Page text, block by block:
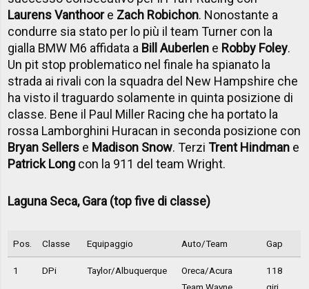
Laurens Vanthoore Zach Robichon. Nonostante a
condurre sia stato per lo più il team Turner con la
gialla BMW M6 affidata a Bill Auberlen e Robby Foley.
Un pit stop problematico nel finale ha spianato la
strada ai rivali con la squadra del New Hampshire che
ha visto il traguardo solamente in quinta posizione di
classe. Bene il Paul Miller Racing che ha portato la
rossa Lamborghini Huracan in seconda posizione con
Bryan Sellers e Madison Snow. TerziTrent Hindman e
Patrick Long con la 911 del team Wright.
Laguna Seca, Gara (top five di classe)
Pos. Classe Equipaggio Auto/Team Gap
1 DPi Taylor/Albuquerque
Oreca/Acura
118